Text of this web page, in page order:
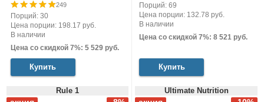
249
Порций: 30
Цена порции: 198.17 руб.
В наличии
Цена со скидкой 7%: 5 529 руб.
Купить
Порций: 69
Цена порции: 132.78 руб.
В наличии
Цена со скидкой 7%: 8 521 руб.
Купить
Rule 1 Ultimate Nutrition